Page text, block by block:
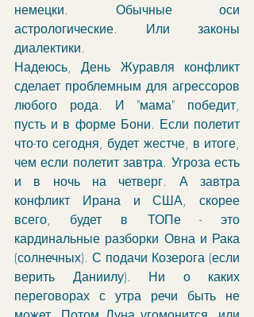
немецки. Обычные оси
астрологические. Или законы
диалектики.
Надеюсь, День Журавля конфликт
сделает проблемным для агрессоров
любого рода. И "мама" победит,
пусть и в форме Бони. Если полетит
что-то сегодня, будет жестче, в итоге,
чем если полетит завтра. Угроза есть
и в ночь на четверг. А завтра
конфликт Ирана и США, скорее
всего, будет в ТОПе - это
кардинальные разборки Овна и Рака
(солнечных). С подачи Козерога (если
верить Даниилу). Ни о каких
переговорах с утра речи быть не